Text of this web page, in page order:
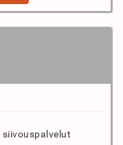
siivouspalvelut